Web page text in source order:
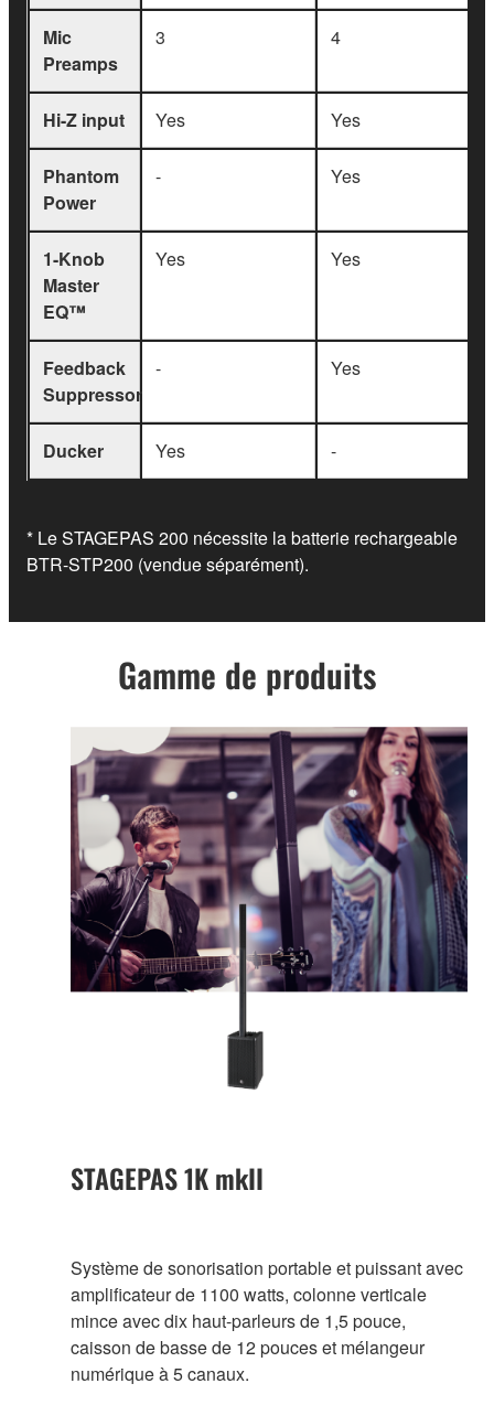
Mic
Preamps
3 4
Hi-Z input Yes Yes
Phantom
Power
- Yes
1-Knob
Master
EQ™
Yes Yes
Feedback
Suppressor
- Yes
Ducker Yes -
* Le STAGEPAS 200 nécessite la batterie rechargeable
BTR-STP200 (vendue séparément).
Gamme de produits
STAGEPAS 1K mkII
Système de sonorisation portable et puissant avec
amplificateur de 1100 watts, colonne verticale
mince avec dix haut-parleurs de 1,5 pouce,
caisson de basse de 12 pouces et mélangeur
numérique à 5 canaux.